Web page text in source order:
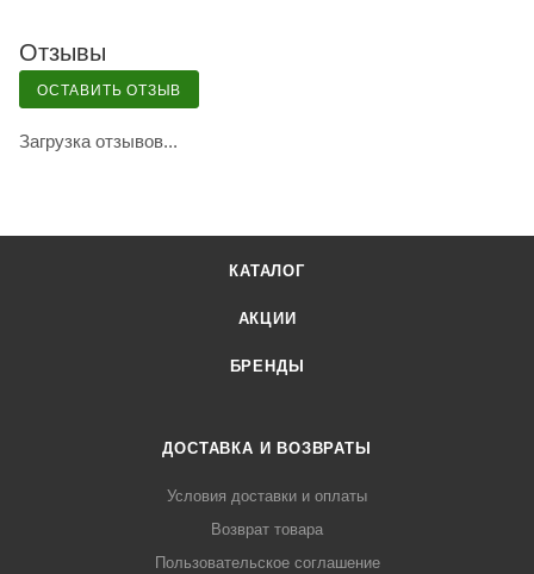
Отзывы
ОСТАВИТЬ ОТЗЫВ
Загрузка отзывов...
КАТАЛОГ
АКЦИИ
БРЕНДЫ
ДОСТАВКА И ВОЗВРАТЫ
Условия доставки и оплаты
Возврат товара
Пользовательское соглашение